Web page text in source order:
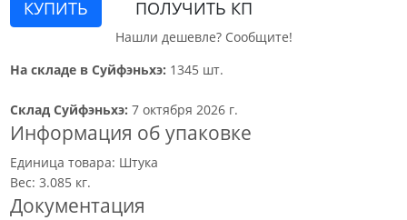
КУПИТЬ ПОЛУЧИТЬ КП
Нашли дешевле? Сообщите!
На складе в Суйфэньхэ: 1345 шт.
Склад Суйфэньхэ: 7 октября 2026 г.
Информация об упаковке
Единица товара: Штука
Вес: 3.085 кг.
Документация